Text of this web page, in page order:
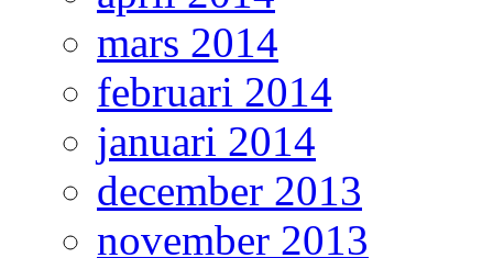
mars 2014
februari 2014
januari 2014
december 2013
november 2013